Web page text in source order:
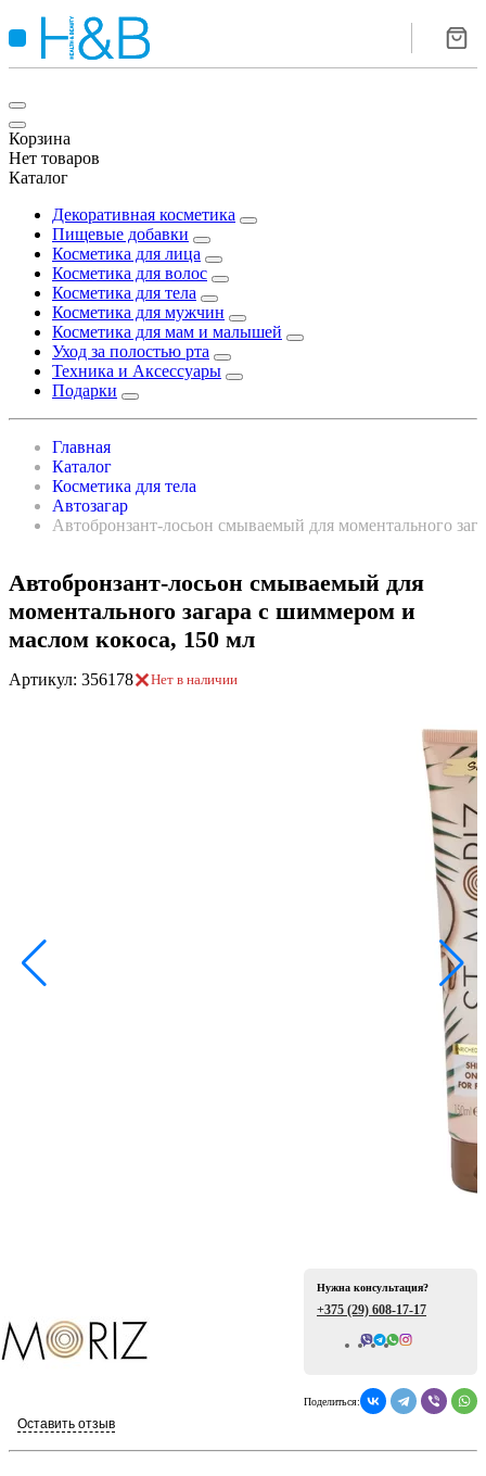
Корзина
Нет товаров
Каталог
Декоративная косметика
Пищевые добавки
Косметика для лица
Косметика для волос
Косметика для тела
Косметика для мужчин
Косметика для мам и малышей
Уход за полостью рта
Техника и Аксессуары
Подарки
Главная
Каталог
Косметика для тела
Автозагар
Автобронзант-лосьон смываемый для моментального
Автобронзант-лосьон смываемый для
моментального загара с шиммером и
маслом кокоса, 150 мл
Артикул: 356178 Нет в наличии
Всего отзывов: 0
Оставить отзыв
Нужна консультация?
+375 (29) 608-17-17
Поделиться: